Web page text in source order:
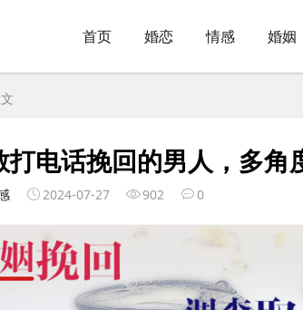
首页 婚恋 情感 婚姻
打电话挽回的男人，多角
2024-07-27 902 0